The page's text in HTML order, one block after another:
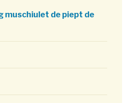
muschiulet de piept de